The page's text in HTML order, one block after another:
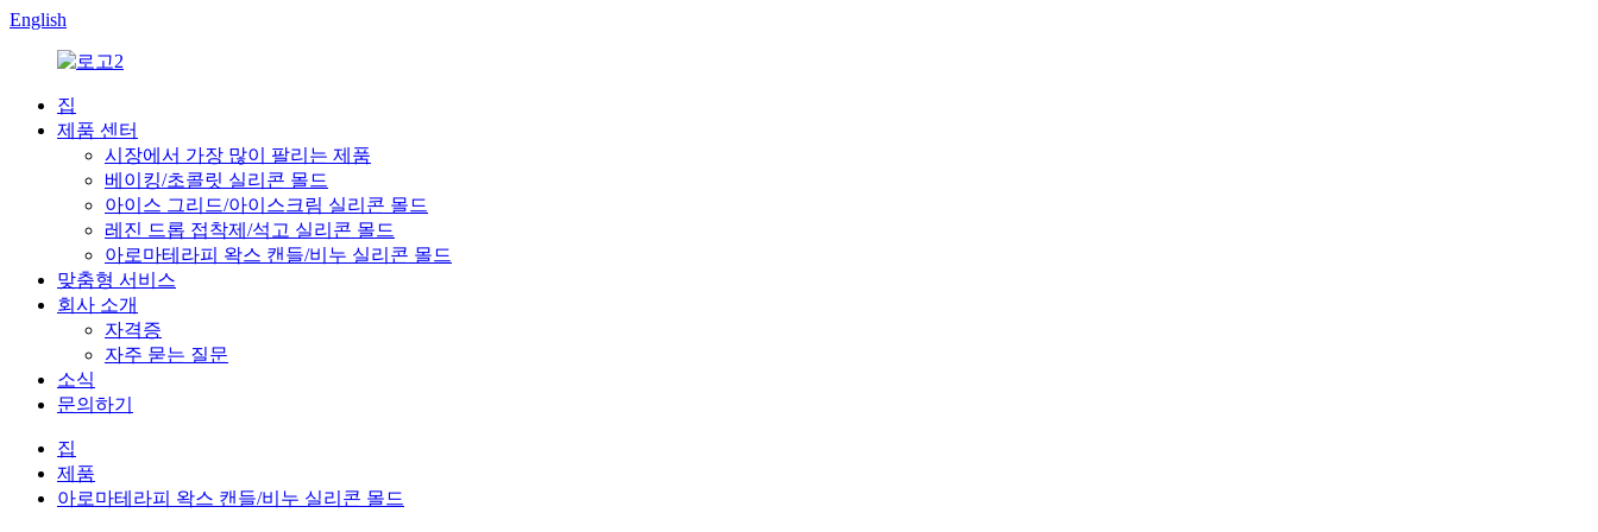
English
집
제품 센터
시장에서 가장 많이 팔리는 제품
베이킹/초콜릿 실리콘 몰드
아이스 그리드/아이스크림 실리콘 몰드
레진 드롭 접착제/석고 실리콘 몰드
아로마테라피 왁스 캔들/비누 실리콘 몰드
맞춤형 서비스
회사 소개
자격증
자주 묻는 질문
소식
문의하기
집
제품
아로마테라피 왁스 캔들/비누 실리콘 몰드